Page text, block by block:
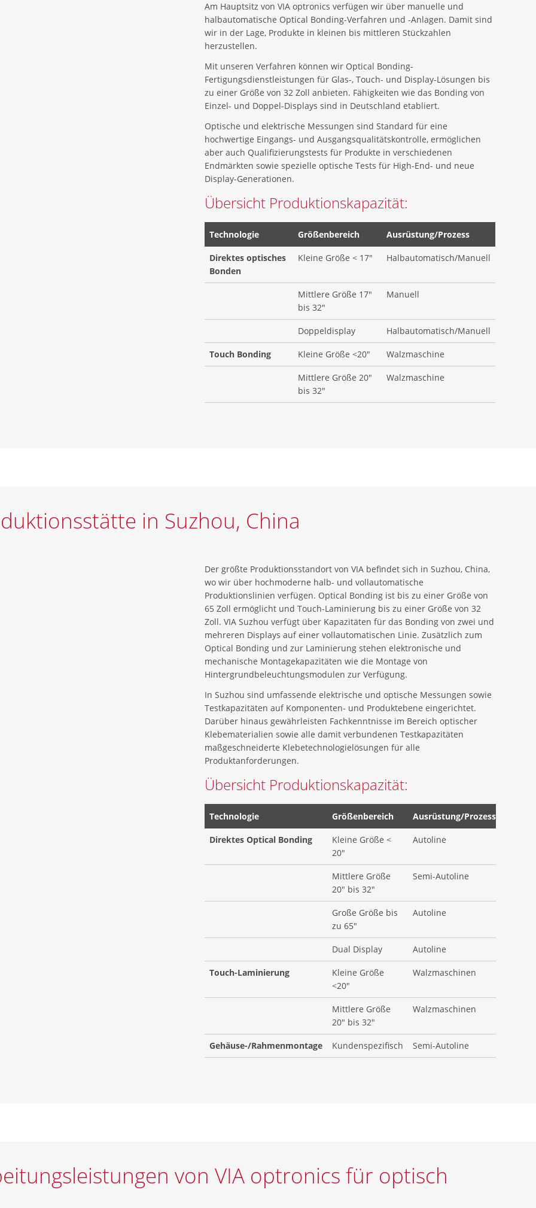
Am Hauptsitz von VIA optronics verfügen wir über manuelle und
halbautomatische Optical Bonding-Verfahren und -Anlagen. Damit sind
wir in der Lage, Produkte in kleinen bis mittleren Stückzahlen
herzustellen.
Mit unseren Verfahren können wir Optical Bonding-
Fertigungsdienstleistungen für Glas-, Touch- und Display-Lösungen bis
zu einer Größe von 32 Zoll anbieten. Fähigkeiten wie das Bonding von
Einzel- und Doppel-Displays sind in Deutschland etabliert.
Optische und elektrische Messungen sind Standard für eine
hochwertige Eingangs- und Ausgangsqualitätskontrolle, ermöglichen
aber auch Qualifizierungstests für Produkte in verschiedenen
Endmärkten sowie spezielle optische Tests für High-End- und neue
Display-Generationen.
Übersicht Produktionskapazität:
Technologie Größenbereich Ausrüstung/Prozess
Direktes optisches
Bonden
Kleine Größe < 17" Halbautomatisch/Manuell
Mittlere Größe 17"
bis 32"
Manuell
Doppeldisplay Halbautomatisch/Manuell
Touch Bonding Kleine Größe <20" Walzmaschine
Mittlere Größe 20"
bis 32"
Walzmaschine
in Suzhou, China
Der größte Produktionsstandort von VIA befindet sich in Suzhou, China,
wo wir über hochmoderne halb- und vollautomatische
Produktionslinien verfügen. Optical Bonding ist bis zu einer Größe von
65 Zoll ermöglicht und Touch-Laminierung bis zu einer Größe von 32
Zoll. VIA Suzhou verfügt über Kapazitäten für das Bonding von zwei und
mehreren Displays auf einer vollautomatischen Linie. Zusätzlich zum
Optical Bonding und zur Laminierung stehen elektronische und
mechanische Montagekapazitäten wie die Montage von
Hintergrundbeleuchtungsmodulen zur Verfügung.
In Suzhou sind umfassende elektrische und optische Messungen sowie
Testkapazitäten auf Komponenten- und Produktebene eingerichtet.
Darüber hinaus gewährleisten Fachkenntnisse im Bereich optischer
Klebematerialien sowie alle damit verbundenen Testkapazitäten
maßgeschneiderte Klebetechnologielösungen für alle
Produktanforderungen.
Übersicht Produktionskapazität:
Technologie Größenbereich Ausrüstung/Prozess
Direktes Optical Bonding
Kleine Größe <
20"
Autoline
Mittlere Größe
20" bis 32"
Semi-Autoline
Große Größe bis
zu 65"
Autoline
Dual Display Autoline
Touch-Laminierung
Kleine Größe
<20"
Walzmaschinen
Mittlere Größe
20" bis 32"
Walzmaschinen
Gehäuse-/Rahmenmontage Kundenspezifisch Semi-Autoline
von VIA optronics für optisch